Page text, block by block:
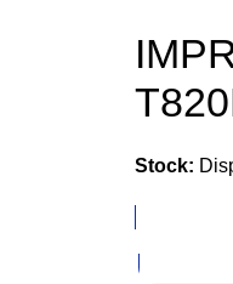
$284.20
$897.17Stock: